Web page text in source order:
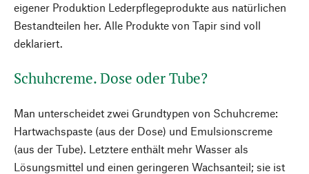
eigener Produktion Lederpflegeprodukte aus natürlichen
Bestandteilen her. Alle Produkte von Tapir sind voll
deklariert.
Schuhcreme. Dose oder Tube?
Man unterscheidet zwei Grundtypen von Schuhcreme:
Hartwachspaste (aus der Dose) und Emulsionscreme
(aus der Tube). Letztere enthält mehr Wasser als
Lösungsmittel und einen geringeren Wachsanteil; sie ist